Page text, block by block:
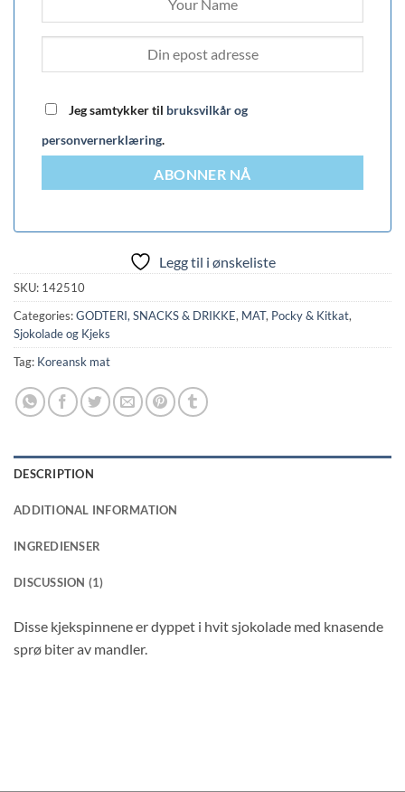
Jeg samtykker til bruksvilkår og
personvernerklæring.
ABONNER NÅ
Legg til i ønskeliste
SKU: 142510
Categories:GODTERI, SNACKS & DRIKKE, MAT, Pocky & Kitkat,
Sjokolade og Kjeks
Tag: Koreansk mat
DESCRIPTION
ADDITIONAL INFORMATION
INGREDIENSER
DISCUSSION (1)
Disse kjekspinnene er dyppet i hvit sjokolade med knasende
sprø biter av mandler.